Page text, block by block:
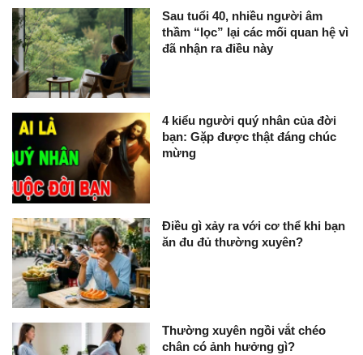
Sau tuổi 40, nhiều người âm
thầm “lọc” lại các mối quan hệ vì
đã nhận ra điều này
4 kiểu người quý nhân của đời
bạn: Gặp được thật đáng chúc
mừng
Điều gì xảy ra với cơ thể khi bạn
ăn đu đủ thường xuyên?
Thường xuyên ngồi vắt chéo
chân có ảnh hưởng gì?